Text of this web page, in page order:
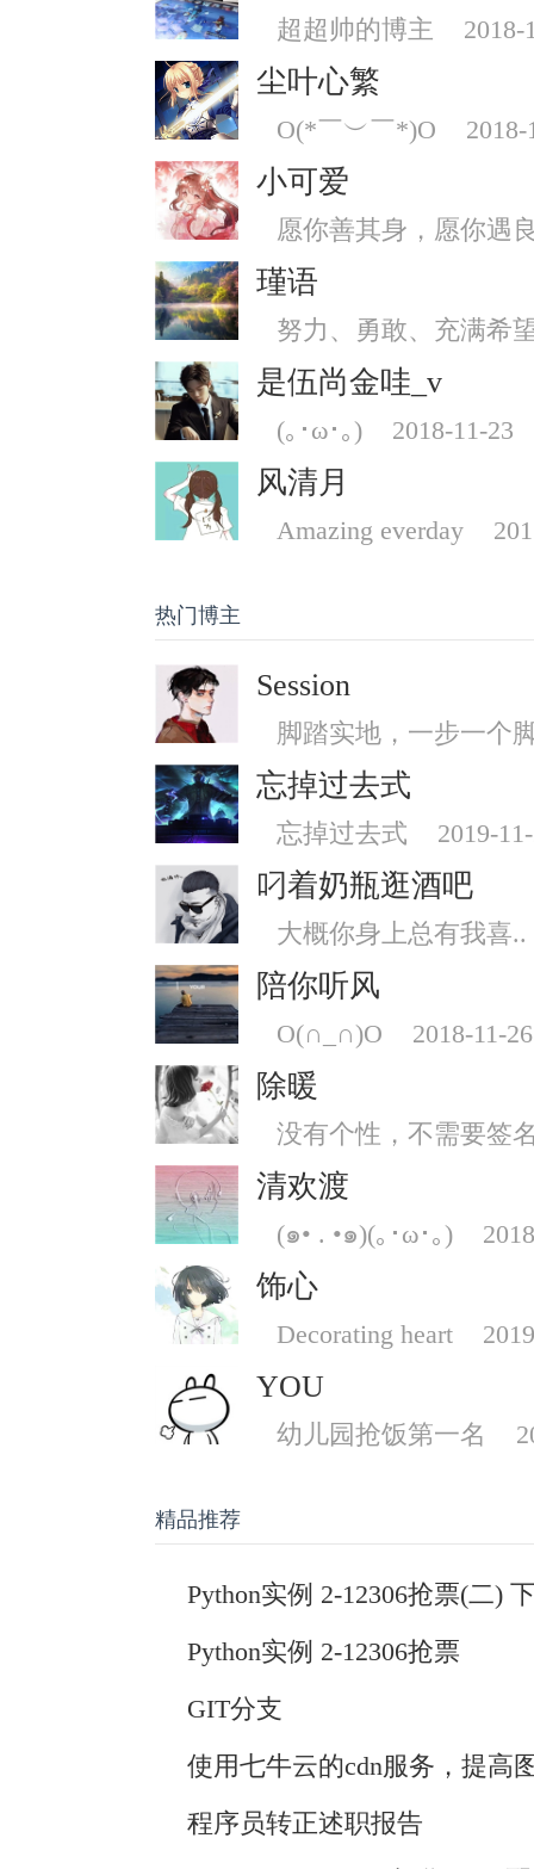
超超帅的博主 2018-
尘叶心繁
O(*￣︶￣*)O 2018-
小可爱
愿你善其身，愿你遇
瑾语
努力、勇敢、充满希
是伍尚金哇_v
(｡･ω･｡) 2018-11-23
风清月
Amazing everday
热门博主
Session
脚踏实地，一步一个
忘掉过去式
忘掉过去式 2019-
叼着奶瓶逛酒吧
大概你身上总有我喜..
陪你听风
O(∩_∩)O 2018-11-26
除暖
没有个性，不需要签
清欢渡
(๑• . •๑)(｡･ω･｡)
饰心
Decorating heart
YOU
幼儿园抢饭第一名
精品推荐
Python实例 2-12306抢票(二)
Python实例 2-12306抢票
GIT分支
使用七牛云的cdn服务，提高
程序员转正述职报告